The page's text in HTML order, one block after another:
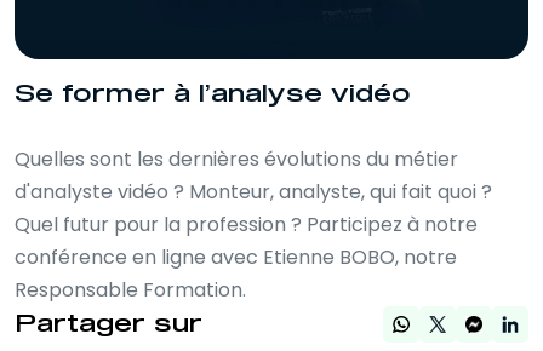
Se former à l’analyse vidéo
Quelles sont les dernières évolutions du métier
d'analyste vidéo ? Monteur, analyste, qui fait quoi ?
Quel futur pour la profession ? Participez à notre
conférence en ligne avec Etienne BOBO, notre
Responsable Formation.
Partager sur